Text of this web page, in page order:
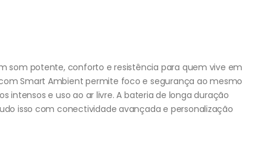
som potente, conforto e resistência para quem vive em
Smart Ambient permite foco e segurança ao mesmo
intensos e uso ao ar livre. A bateria de longa duração
isso com conectividade avançada e personalização